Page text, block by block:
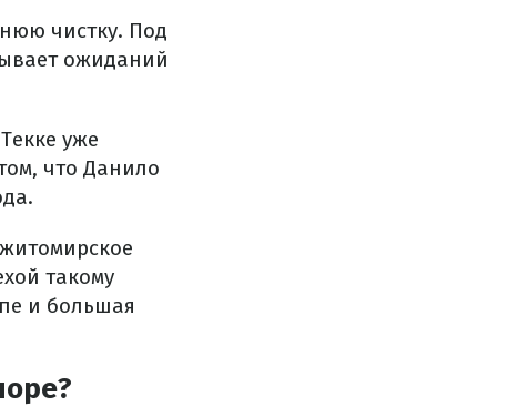
чистку. Под
ожиданий
уже
что Данило
такому
и большая